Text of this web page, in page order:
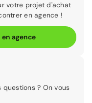
votre projet d'achat
en agence !
agence
questions ? On vous